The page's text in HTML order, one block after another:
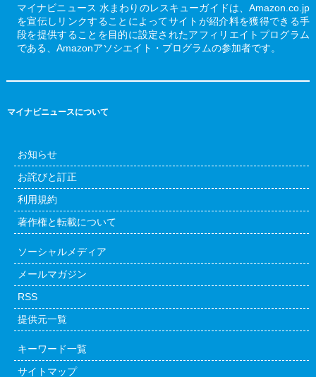
マイナビニュース 水まわりのレスキューガイドは、Amazon.co.jp
を宣伝しリンクすることによってサイトが紹介料を獲得できる手
段を提供することを目的に設定されたアフィリエイトプログラム
である、Amazonアソシエイト・プログラムの参加者です。
マイナビニュースについて
お知らせ
お詫びと訂正
利用規約
著作権と転載について
ソーシャルメディア
メールマガジン
RSS
提供元一覧
キーワード一覧
サイトマップ